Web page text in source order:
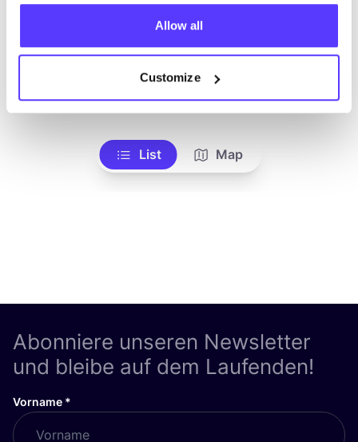
Allow all
Customize
List Map
Abonniere unseren Newsletter
und bleibe auf dem Laufenden!
Vorname *